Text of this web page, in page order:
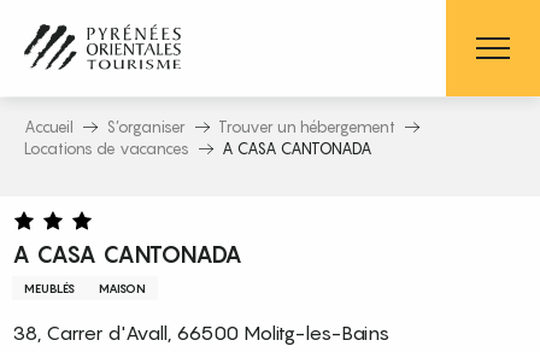
contenu
principal
Accueil S’organiser
Trouver un hébergement
Locations de vacances
A CASA CANTONADA
A CASA CANTONADA
MEUBLÉS MAISON
38, Carrer d'Avall, 66500 Molitg-les-Bains